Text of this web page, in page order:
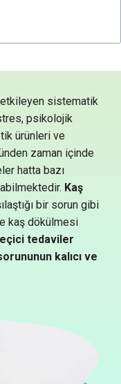
sistematik
psikolojik
ürünleri ve
zaman içinde
hatta bazı
Kaş
bir sorun gibi
kaş dökülmesi
tedaviler
kalıcı ve